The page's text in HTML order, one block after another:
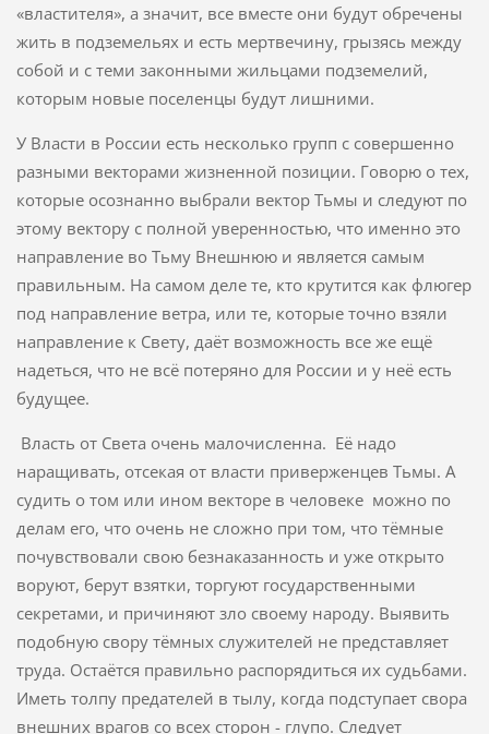
«властителя», а значит, все вместе они будут обречены
жить в подземельях и есть мертвечину, грызясь между
собой и с теми законными жильцами подземелий,
которым новые поселенцы будут лишними.
У Власти в России есть несколько групп с совершенно
разными векторами жизненной позиции. Говорю о тех,
которые осознанно выбрали вектор Тьмы и следуют по
этому вектору с полной уверенностью, что именно это
направление во Тьму Внешнюю и является самым
правильным. На самом деле те, кто крутится как флюгер
под направление ветра, или те, которые точно взяли
направление к Свету, даёт возможность все же ещё
надеться, что не всё потеряно для России и у неё есть
будущее.
Власть от Света очень малочисленна. Её надо
наращивать, отсекая от власти приверженцев Тьмы. А
судить о том или ином векторе в человеке можно по
делам его, что очень не сложно при том, что тёмные
почувствовали свою безнаказанность и уже открыто
воруют, берут взятки, торгуют государственными
секретами, и причиняют зло своему народу. Выявить
подобную свору тёмных служителей не представляет
труда. Остаётся правильно распорядиться их судьбами.
Иметь толпу предателей в тылу, когда подступает свора
внешних врагов со всех сторон - глупо. Следует